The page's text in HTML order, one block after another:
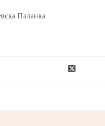
Паланка